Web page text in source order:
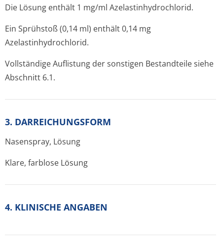
Die Lösung enthält 1 mg/ml Azelastinhydrochlo­rid.
Ein Sprühstoß (0,14 ml) enthält 0,14 mg
Azelastinhydrochlo­rid.
Vollständige Auflistung der sonstigen Bestandteile siehe
Abschnitt 6.1.
3. DARREICHUNGSFORM
Nasenspray, Lösung
Klare, farblose Lösung
4. KLINISCHE ANGABEN